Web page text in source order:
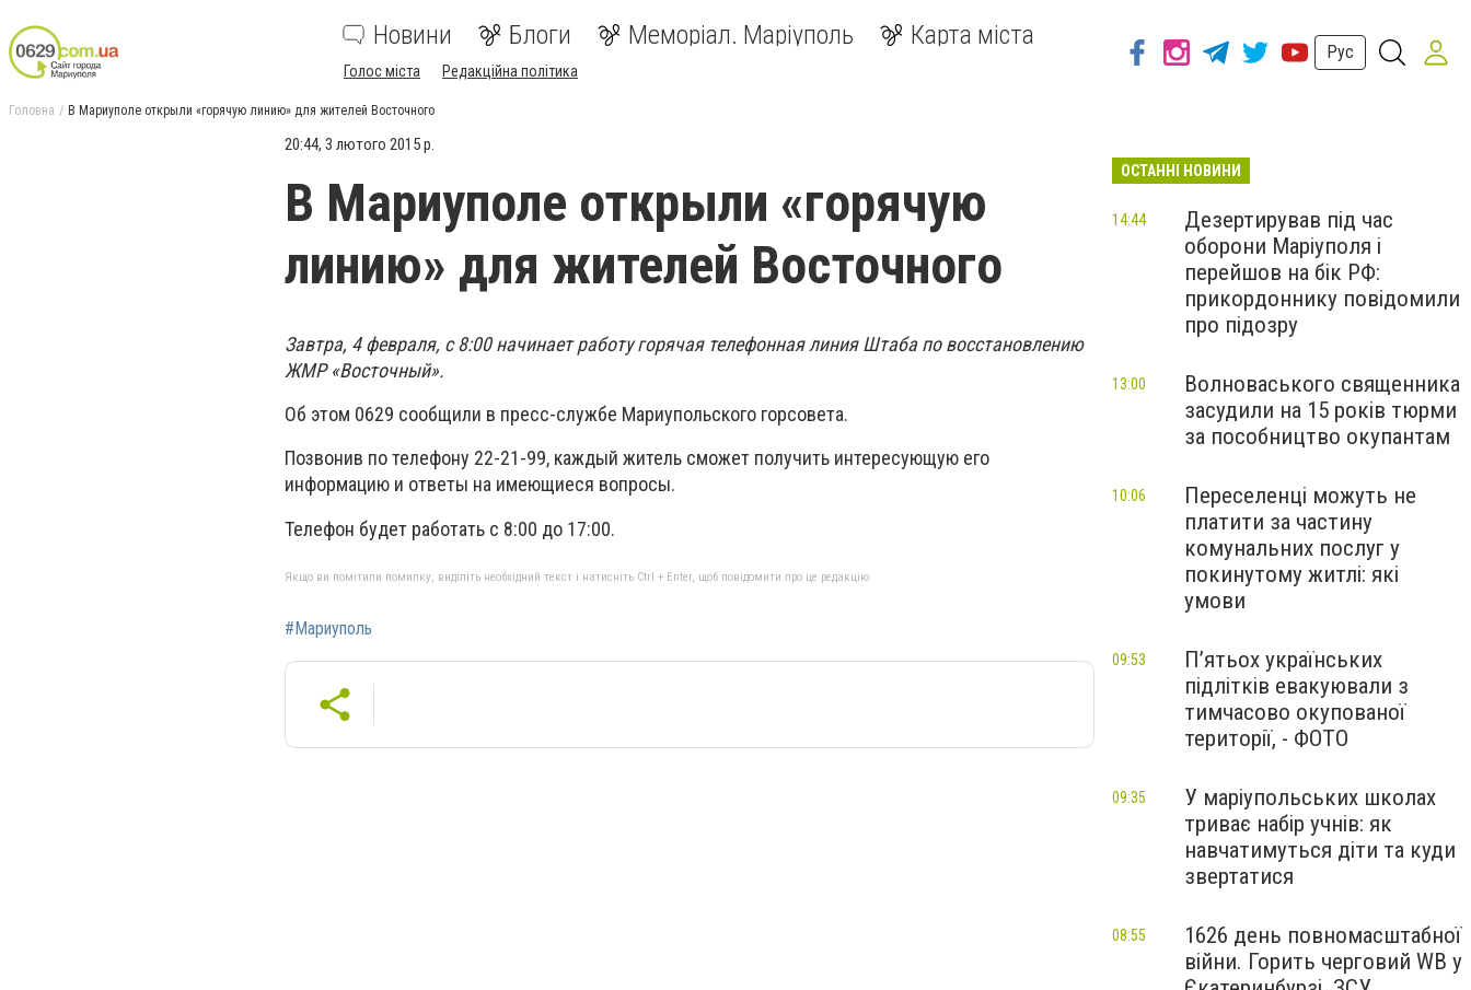
Новини Блоги Меморіал. Маріуполь Карта міста
Голос міста Редакційна політика
Рус
Головна В Мариуполе открыли «горячую линию» для жителей Восточного
20:44, 3 лютого 2015 р.
В Мариуполе открыли «горячую
линию» для жителей Восточного
Завтра, 4 февраля, с 8:00 начинает работу горячая телефонная линия Штаба по восстановлению
ЖМР «Восточный».
Об этом 0629 сообщили в пресс-службе Мариупольского горсовета.
Позвонив по телефону 22-21-99, каждый житель сможет получить интересующую его
информацию и ответы на имеющиеся вопросы.
Телефон будет работать с 8:00 до 17:00.
Якщо ви помітили помилку, виділіть необхідний текст і натисніть Ctrl + Enter, щоб повідомити про це редакцію
#Мариуполь
ОСТАННІ НОВИНИ
Дезертирував під час
оборони Маріуполя і
перейшов на бік РФ:
прикордоннику повідомили
про підозру
14:44
Волноваського священника
засудили на 15 років тюрми
за пособництво окупантам
13:00
Переселенці можуть не
платити за частину
комунальних послуг у
покинутому житлі: які
умови
10:06
П’ятьох українських
підлітків евакуювали з
тимчасово окупованої
території, - ФОТО
09:53
У маріупольських школах
триває набір учнів: як
навчатимуться діти та куди
звертатися
09:35
1626 день повномасштабної
війни. Горить черговий WB у
08:55